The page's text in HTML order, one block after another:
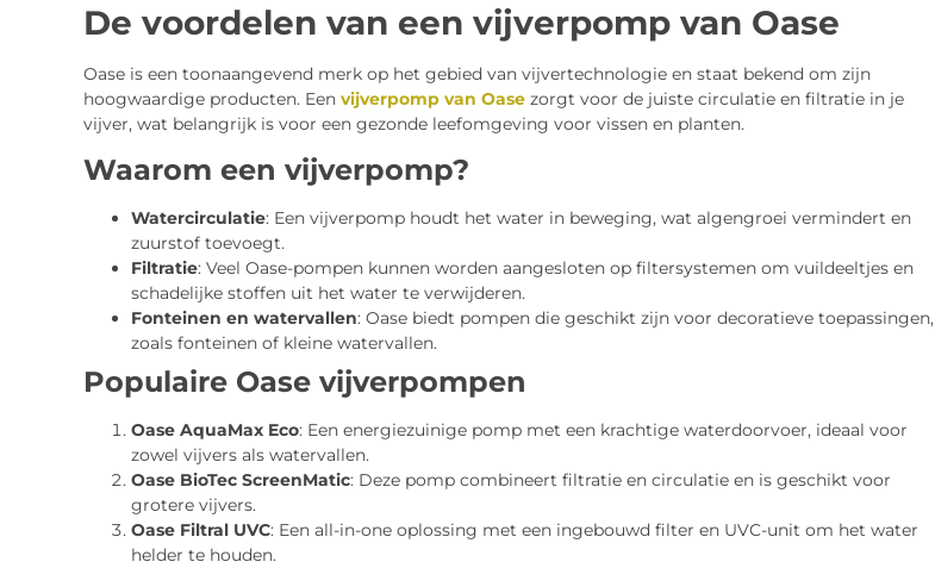
De voordelen van een vijverpomp van Oase
Oase is een toonaangevend merk op het gebied van vijvertechnologie en staat bekend om zijn
hoogwaardige producten. Een vijverpomp van Oasezorgt voor de juiste circulatie en filtratie in je
vijver, wat belangrijk is voor een gezonde leefomgeving voor vissen en planten.
Waarom een vijverpomp?
Watercirculatie: Een vijverpomp houdt het water in beweging, wat algengroei vermindert en
zuurstof toevoegt.
Filtratie: Veel Oase-pompen kunnen worden aangesloten op filtersystemen om vuildeeltjes en
schadelijke stoffen uit het water te verwijderen.
Fonteinen en watervallen: Oase biedt pompen die geschikt zijn voor decoratieve toepassingen,
zoals fonteinen of kleine watervallen.
Populaire Oase vijverpompen
Oase AquaMax Eco: Een energiezuinige pomp met een krachtige waterdoorvoer, ideaal voor
zowel vijvers als watervallen.
Oase BioTec ScreenMatic: Deze pomp combineert filtratie en circulatie en is geschikt voor
grotere vijvers.
Oase Filtral UVC: Een all-in-one oplossing met een ingebouwd filter en UVC-unit om het water
helder te houden.